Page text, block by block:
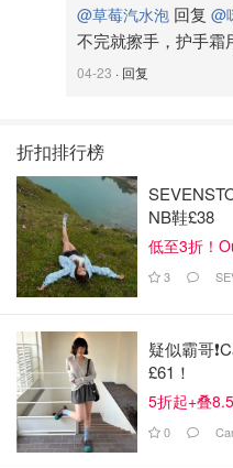
@草莓汽水泡 回复 @
不完就擦手，护手霜
04-23 · 回复
折扣排行榜
NB鞋£38
低至3折！
3
疑似霸哥
£61！
5折起+叠
0